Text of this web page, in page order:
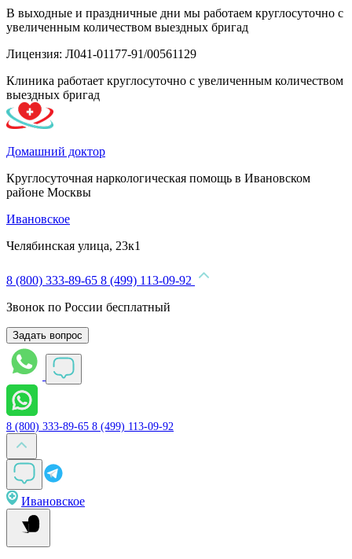
В выходные и праздничные дни мы работаем круглосуточно с
увеличенным количеством выездных бригад
Лицензия: Л041-01177-91/00561129
Клиника работает круглосуточно с увеличенным количеством
выездных бригад
Домашний доктор
Круглосуточная наркологическая помощь в Ивановском
районе Москвы
Ивановское
Челябинская улица, 23к1
8 (800) 333-89-65 8 (499) 113-09-92
Звонок по России бесплатный
Задать вопрос
8 (800) 333-89-65 8 (499) 113-09-92
Ивановское